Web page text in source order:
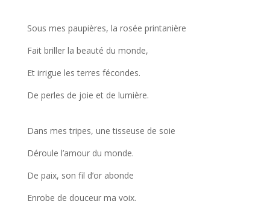
Sous mes paupières, la rosée printanière
Fait briller la beauté du monde,
Et irrigue les terres fécondes.
De perles de joie et de lumière.
Dans mes tripes, une tisseuse de soie
Déroule l’amour du monde.
De paix, son fil d’or abonde
Enrobe de douceur ma voix.